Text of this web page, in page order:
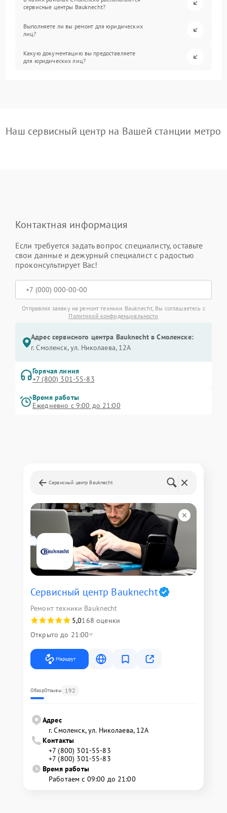
сервисные центры Bauknecht?
Выполняете ли вы ремонт для юридических
лиц?
Какую документацию вы предоставляете
для юридических лиц?
Наш сервисный центр на Вашей станции метро
Контактная информация
Если требуется задать вопрос специалисту, оставьте
свои данные и дежурный специалист с радостью
проконсультирует Вас!
Отправляя заявку на ремонт техники Bauknecht, Вы соглашаетесь с
Политикой конфиденциальности
Адрес сервисного центра Bauknecht в Смоленске:
г. Смоленск, ул. Николаева, 12А
Горячая линия
+7 (800) 301-55-83
Время работы
Ежедневно с 9:00 до 21:00
Сервисный центр Bauknecht
Сервисный центр Bauknecht
Ремонт техники Bauknecht
5,0168 оценки
Открыто до 21:00
Маршрут
ОбзорОтзывы 192
Адрес
г. Смоленск, ул. Николаева, 12А
Контакты
+7 (800) 301-55-83
+7 (800) 301-55-83
Время работы
Работаем с 09:00 до 21:00